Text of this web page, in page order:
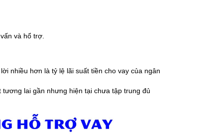
và hổ trợ.
nhiều hơn là tỷ lệ lãi suất tiền cho vay của ngân
lai gần nhưng hiện tại chưa tập trung đủ